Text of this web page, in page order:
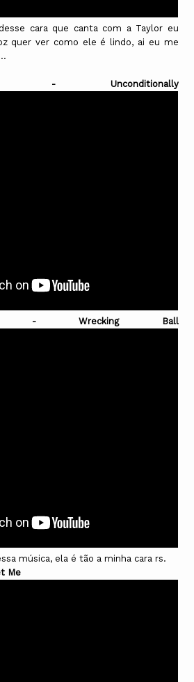
cara que canta com a Taylor eu
quer ver como ele é lindo, ai eu me
- Unconditionally
- Wrecking Ball
música, ela é tão a minha cara rs.
Me